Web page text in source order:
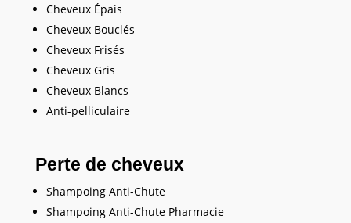
Cheveux Épais
Cheveux Bouclés
Cheveux Frisés
Cheveux Gris
Cheveux Blancs
Anti-pelliculaire
Perte de cheveux
Shampoing Anti-Chute
Shampoing Anti-Chute Pharmacie